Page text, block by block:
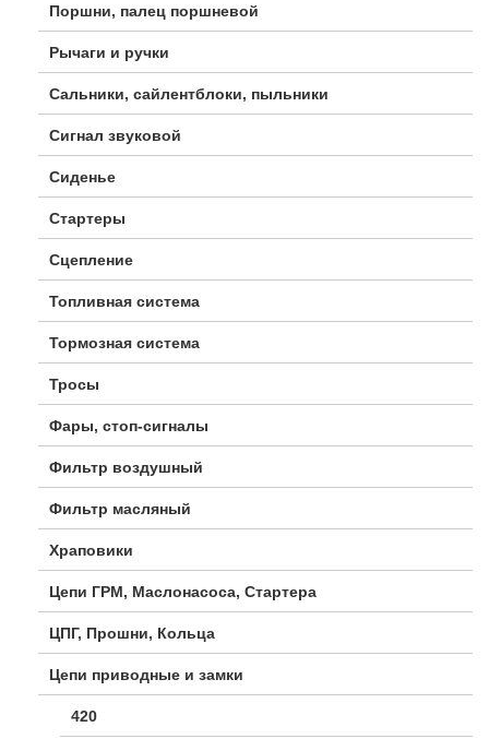
Поршни, палец поршневой
Рычаги и ручки
Сальники, сайлентблоки, пыльники
Сигнал звуковой
Сиденье
Стартеры
Сцепление
Топливная система
Тормозная система
Тросы
Фары, стоп-сигналы
Фильтр воздушный
Фильтр масляный
Храповики
Цепи ГРМ, Маслонасоса, Стартера
ЦПГ, Прошни, Кольца
Цепи приводные и замки
420